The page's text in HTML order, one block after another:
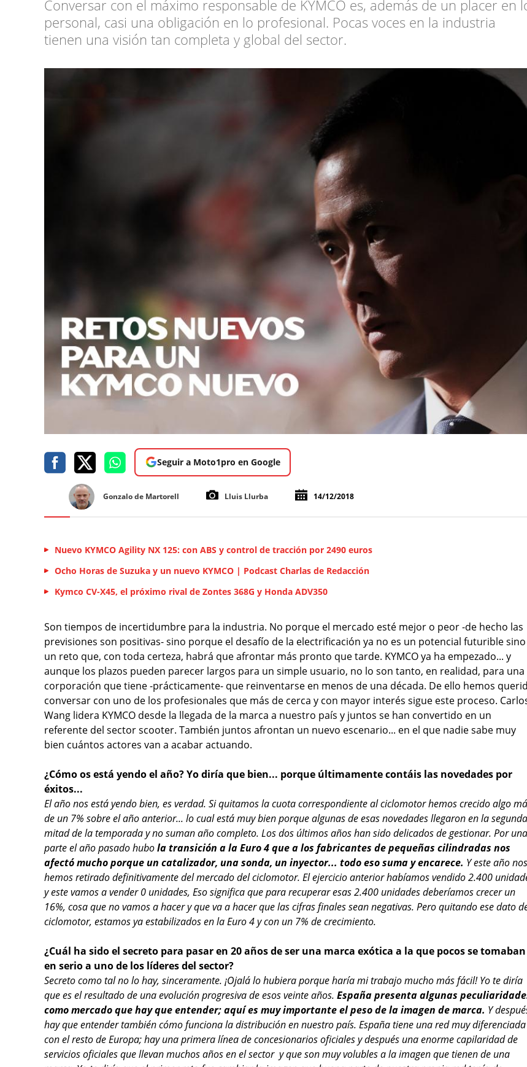
Conversar con el máximo responsable de KYMCO es, además de un placer en
personal, casi una obligación en lo profesional. Pocas voces en la industria
tienen una visión tan completa y global del sector.
Seguir a Moto1pro en Google
Gonzalo de Martorell Lluis Llurba 14/12/2018
Nuevo KYMCO Agility NX 125: con ABS y control de tracción por 2490 euros
Ocho Horas de Suzuka y un nuevo KYMCO | Podcast Charlas de Redacción
Kymco CV-X45, el próximo rival de Zontes 368G y Honda ADV350
Son tiempos de incertidumbre para la industria. No porque el mercado esté mejor o peor -de hecho las
previsiones son positivas- sino porque el desafío de la electrificación ya no es un potencial futurible sino
un reto que, con toda certeza, habrá que afrontar más pronto que tarde. KYMCO ya ha empezado... y
aunque los plazos pueden parecer largos para un simple usuario, no lo son tanto, en realidad, para una
corporación que tiene -prácticamente- que reinventarse en menos de una década. De ello hemos
conversar con uno de los profesionales que más de cerca y con mayor interés sigue este proceso.
Wang lidera KYMCO desde la llegada de la marca a nuestro país y juntos se han convertido en un
referente del sector scooter. También juntos afrontan un nuevo escenario... en el que nadie sabe muy
bien cuántos actores van a acabar actuando.
¿Cómo os está yendo el año? Yo diría que bien... porque últimamente contáis las novedades por
éxitos...
El año nos está yendo bien, es verdad. Si quitamos la cuota correspondiente al ciclomotor hemos crecido algo
de un 7% sobre el año anterior... lo cual está muy bien porque algunas de esas novedades llegaron en la segunda
mitad de la temporada y no suman año completo. Los dos últimos años han sido delicados de gestionar. Por una
parte el año pasado hubola transición a la Euro 4 que a los fabricantes de pequeñas cilindradas nos
afectó mucho porque un catalizador, una sonda, un inyector... todo eso suma y encarece. Y este año nos
hemos retirado definitivamente del mercado del ciclomotor. El ejercicio anterior habíamos vendido 2.400
y este vamos a vender 0 unidades, Eso significa que para recuperar esas 2.400 unidades deberíamos crecer un
16%, cosa que no vamos a hacer y que va a hacer que las cifras finales sean negativas. Pero quitando ese dato
ciclomotor, estamos ya estabilizados en la Euro 4 y con un 7% de crecimiento.
¿Cuál ha sido el secreto para pasar en 20 años de ser una marca exótica a la que pocos se tomaban
en serio a uno de los líderes del sector?
Secreto como tal no lo hay, sinceramente. ¡Ojalá lo hubiera porque haría mi trabajo mucho más fácil! Yo te diría
que es el resultado de una evolución progresiva de esos veinte años. España presenta algunas
como mercado que hay que entender; aquí es muy importante el peso de la imagen de marca. Y
hay que entender también cómo funciona la distribución en nuestro país. España tiene una red muy diferenciada
con el resto de Europa; hay una primera línea de concesionarios oficiales y después una enorme capilaridad de
servicios oficiales que llevan muchos años en el sector y que son muy volubles a la imagen que tienen de una